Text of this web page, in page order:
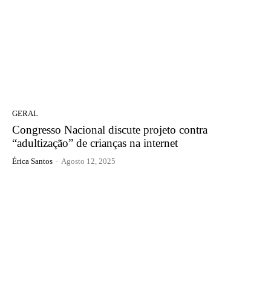
GERAL
Congresso Nacional discute projeto contra
“adultização” de crianças na internet
Érica Santos - Agosto 12, 2025